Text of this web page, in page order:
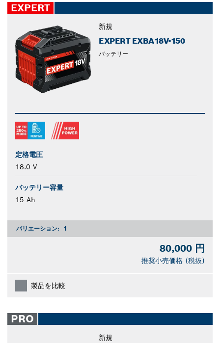
closed
EXPERT
新規
EXPERT EXBA18V-150
バッテリー
定格電圧
18.0 V
バッテリー容量
15 Ah
バリエーション: 1
80,000 円
推奨小売価格 (税抜)
製品を比較
PRO
新規